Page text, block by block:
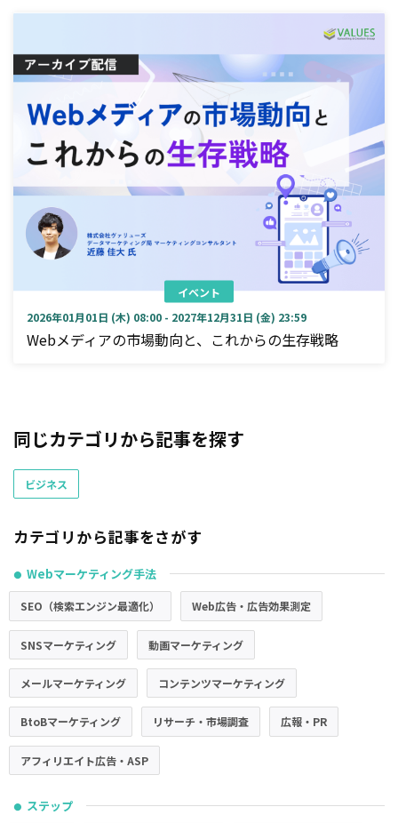
イベント
2026年01月01日 (木) 08:00 - 2027年12月31日 (金) 23:59
Webメディアの市場動向と、これからの生存戦略
同じカテゴリから記事を探す
ビジネス
カテゴリから記事をさがす
● Webマーケティング手法
SEO（検索エンジン最適化） Web広告・広告効果測定
SNSマーケティング 動画マーケティング
メールマーケティング コンテンツマーケティング
BtoBマーケティング リサーチ・市場調査 広報・PR
アフィリエイト広告・ASP
● ステップ